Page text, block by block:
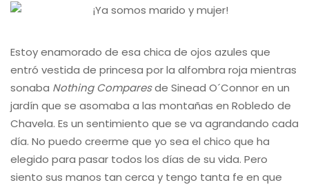
Estoy enamorado de esa chica de ojos azules que
entró vestida de princesa por la alfombra roja mientras
sonaba Nothing Comparesde Sinead O´Connor en un
jardín que se asomaba a las montañas en Robledo de
Chavela. Es un sentimiento que se va agrandando cada
día. No puedo creerme que yo sea el chico que ha
elegido para pasar todos los días de su vida. Pero
siento sus manos tan cerca y tengo tanta fe en que